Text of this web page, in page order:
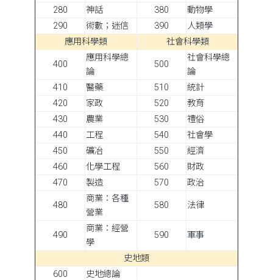
280
神話 380
動物學
290
術數；迷信 390
人類學
應用科學類
社會科學類
400
應用科學總
論
500
社會科學總
論
410
醫藥 510
統計
420
家政 520
教育
430
農業 530
禮俗
440
工程 540
社會學
450
礦冶 550
經濟
460
化學工程 560
財政
470
製造 570 政治
480
商業：各種
營業
580 法律
490
商業：經營
學
590 軍事
史地類
600
史地總論